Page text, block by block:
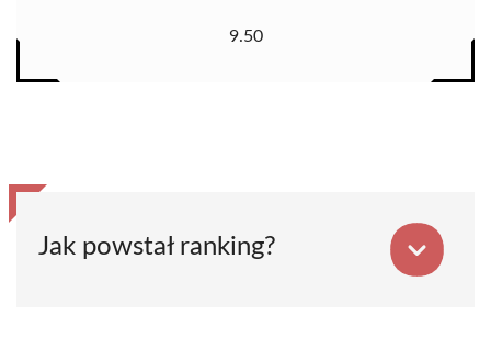
9.50
Jak powstał ranking?